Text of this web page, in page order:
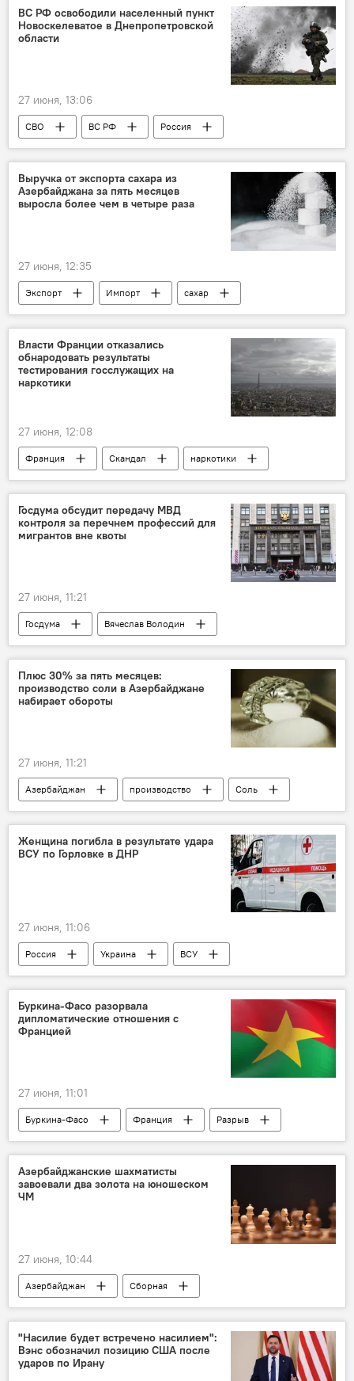
ВС РФ освободили населенный пункт
Новоскелеватое в Днепропетровской
области
27 июня, 13:06
СВО ВС РФ
Россия
Украина
Минобороны
Выручка от экспорта сахара из
Азербайджана за пять месяцев
выросла более чем в четыре раза
27 июня, 12:35
Экспорт Импорт
сахар
Азербайджан
Власти Франции отказались
обнародовать результаты
тестирования госслужащих на
наркотики
27 июня, 12:08
Франция Скандал
наркотики
Премьер-министр
Госдума обсудит передачу МВД
контроля за перечнем профессий для
мигрантов вне квоты
27 июня, 11:21
Госдума
Вячеслав Володин
Мигранты
Россия
Плюс 30% за пять месяцев:
производство соли в Азербайджане
набирает обороты
27 июня, 11:21
Азербайджан производство
Соль
Рост
Женщина погибла в результате удара
ВСУ по Горловке в ДНР
27 июня, 11:06
Россия Украина
ВСУ
Мирные жители
Буркина-Фасо разорвала
дипломатические отношения с
Францией
27 июня, 11:01
Буркина-Фасо Франция
Разрыв
Дипотношения
Азербайджанские шахматисты
завоевали два золота на юношеском
ЧМ
27 июня, 10:44
Азербайджан
Сборная
Чемпионат мира
Шахматы
"Насилие будет встречено насилием":
Вэнс обозначил позицию США после
ударов по Ирану